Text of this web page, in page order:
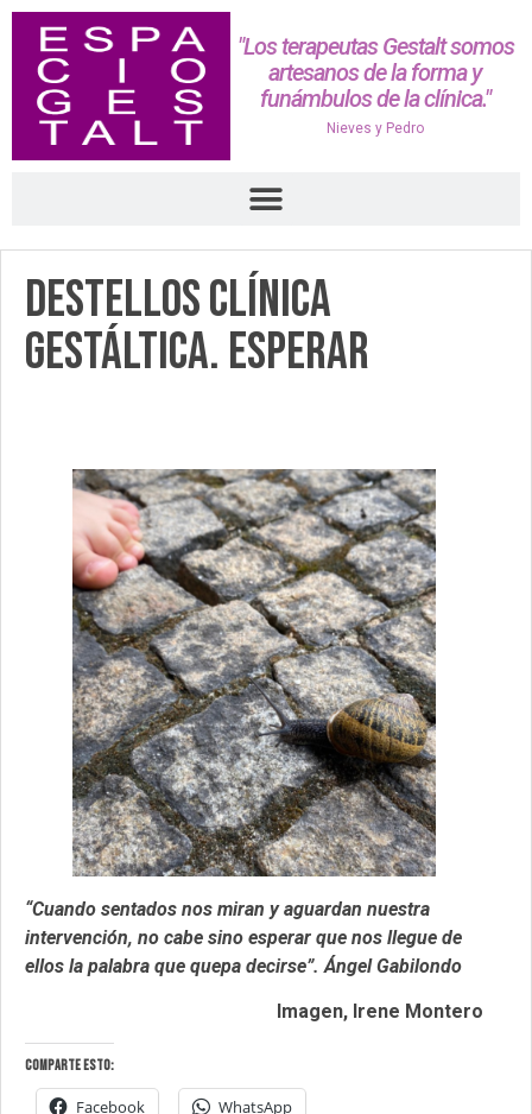
"Los terapeutas Gestalt somos
artesanos de la forma y
funámbulos de la clínica."
Nieves y Pedro
Destellos Clínica
Gestáltica. Esperar
“Cuando sentados nos miran y aguardan nuestra
intervención, no cabe sino esperar que nos llegue de
ellos la palabra que quepa decirse”. Ángel Gabilondo
Imagen, Irene Montero
Comparte esto:
Facebook WhatsApp